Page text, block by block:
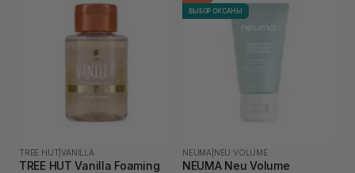
TREE HUT |VANILLA
TREE HUT Vanilla Foaming
ВЫБОР ОКСАНЫ
NEUMA NEU VOLUME
NEUMA Neu Volume